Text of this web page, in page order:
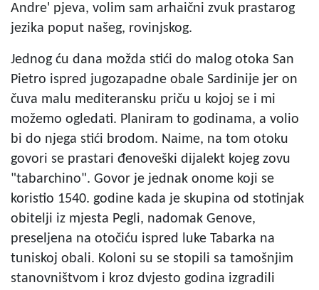
Andre' pjeva, volim sam arhaični zvuk prastarog
jezika poput našeg, rovinjskog.
Jednog ću dana možda stići do malog otoka San
Pietro ispred jugozapadne obale Sardinije jer on
čuva malu mediteransku priču u kojoj se i mi
možemo ogledati. Planiram to godinama, a volio
bi do njega stići brodom. Naime, na tom otoku
govori se prastari đenoveški dijalekt kojeg zovu
"tabarchino". Govor je jednak onome koji se
koristio 1540. godine kada je skupina od stotinjak
obitelji iz mjesta Pegli, nadomak Genove,
preseljena na otočiću ispred luke Tabarka na
tuniskoj obali. Koloni su se stopili sa tamošnjim
stanovništvom i kroz dvjesto godina izgradili